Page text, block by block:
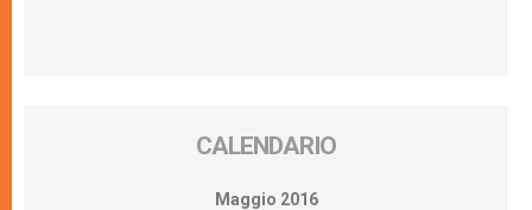
CALENDARIO
Maggio 2016